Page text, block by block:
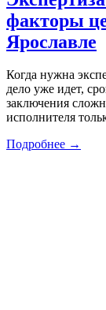
факторы
Ярославле
Когда нужна
дело уже идет,
заключения
исполнителя
Подробнее →